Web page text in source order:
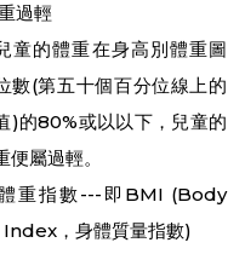
過輕
童的體重在身高別體重圖
數(第五十個百分位線上的
)的80%或以以下，兒童的
便屬過輕。
重指數---即BMI (Body
，身體質量指數)